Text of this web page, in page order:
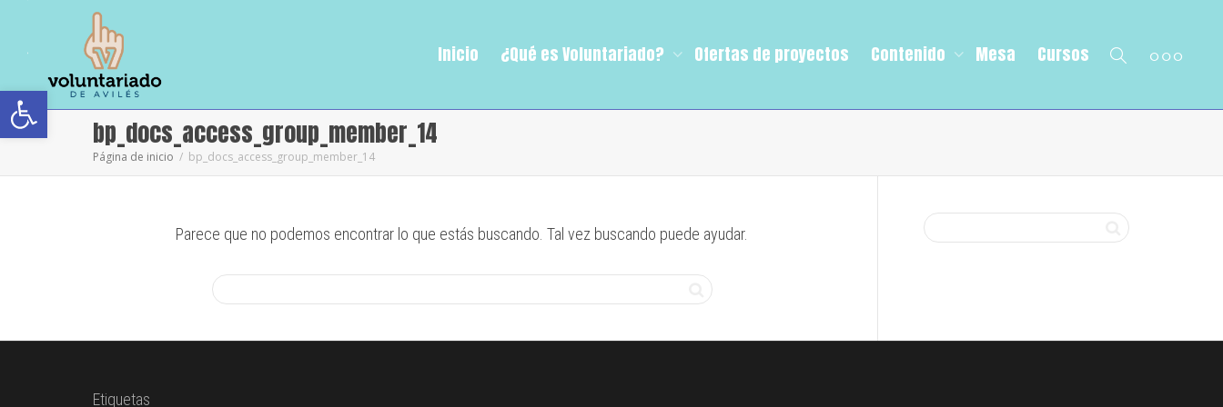
Abrir barra de herramientas
Inicio ¿Qué es Voluntariado? Ofertas de proyectos Contenido Mesa Cursos
bp_docs_access_group_member_14
Página de inicio bp_docs_access_group_member_14
Parece que no podemos encontrar lo que estás buscando. Tal vez buscando puede ayudar.
Etiquetas